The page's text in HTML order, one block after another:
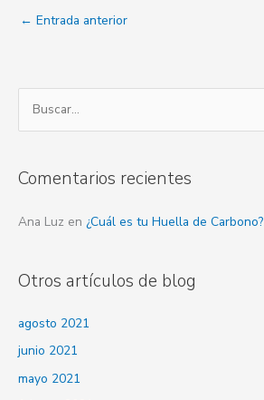
← Entrada anterior
u
c
o
:
Comentarios recientes
Ana Luz en ¿Cuál es tu Huella de Carbono?
Otros artículos de blog
agosto 2021
junio 2021
mayo 2021